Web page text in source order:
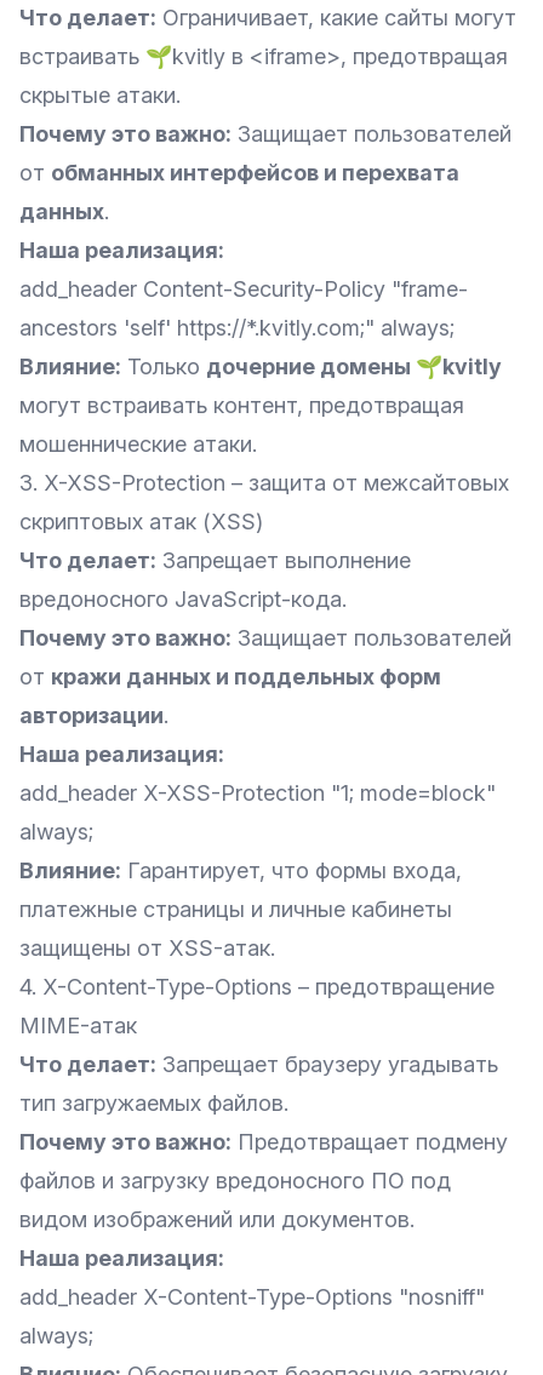
Что делает: Ограничивает, какие сайты могут
встраивать 🌱kvitly в <iframe>, предотвращая
скрытые атаки.
Почему это важно: Защищает пользователей
от обманных интерфейсов и перехвата
данных.
Наша реализация:
add_header Content-Security-Policy "frame-
ancestors 'self' https://*.kvitly.com;" always;
Влияние: Только дочерние домены 🌱kvitly
могут встраивать контент, предотвращая
мошеннические атаки.
3. X-XSS-Protection – защита от межсайтовых
скриптовых атак (XSS)
Что делает: Запрещает выполнение
вредоносного JavaScript-кода.
Почему это важно: Защищает пользователей
от кражи данных и поддельных форм
авторизации.
Наша реализация:
add_header X-XSS-Protection "1; mode=block"
always;
Влияние: Гарантирует, что формы входа,
платежные страницы и личные кабинеты
защищены от XSS-атак.
4. X-Content-Type-Options – предотвращение
MIME-атак
Что делает: Запрещает браузеру угадывать
тип загружаемых файлов.
Почему это важно: Предотвращает подмену
файлов и загрузку вредоносного ПО под
видом изображений или документов.
Наша реализация:
add_header X-Content-Type-Options "nosniff"
always;